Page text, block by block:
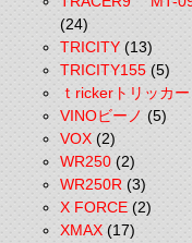
(24)
TRICITY(13)
TRICITY155(5)
ｔrickerトリッカー
VINOビーノ(5)
VOX(2)
WR250(2)
WR250R(3)
X FORCE(2)
XMAX(17)